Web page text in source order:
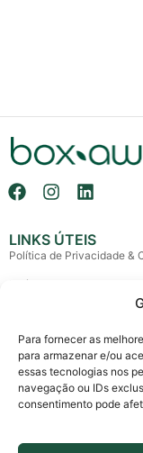
Para fornecer as
para armazenar e/ou
essas tecnologias nos
navegação ou IDs
consentimento pode
LINKS ÚTEIS
Política de Privacidade &
Política de Devolução e
Litígios de Consumo
Livro de Reclamações